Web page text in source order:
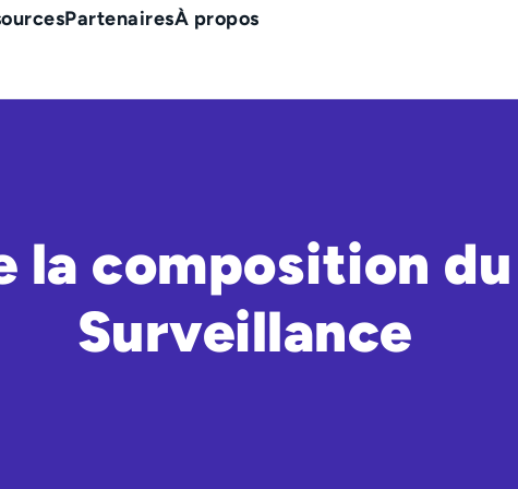
PartenairesÀ propos
la composition
Surveillance